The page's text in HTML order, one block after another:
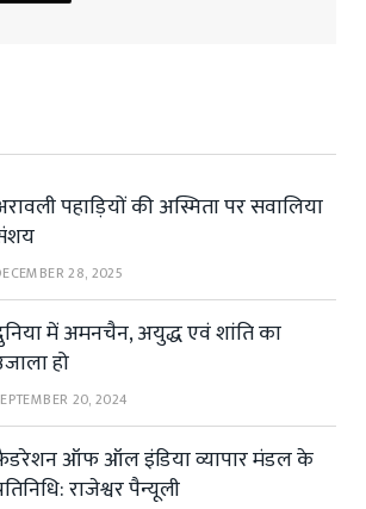
पहाड़ियों की अस्मिता पर सवालिया
28, 2025
में अमनचैन, अयुद्ध एवं शांति का
हो
20, 2024
ऑफ ऑल इंडिया व्यापार मंडल के
राजेश्वर पैन्यूली